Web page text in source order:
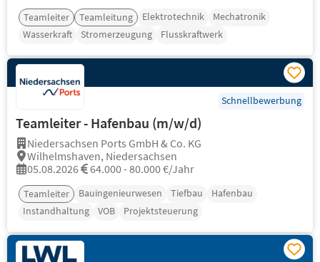
Teamleiter Teamleitung Elektrotechnik
Mechatronik
Wasserkraft
Stromerzeugung Flusskraftwerk
Schnellbewerbung
Teamleiter - Hafenbau (m/w/d)
Niedersachsen Ports GmbH & Co. KG
Wilhelmshaven, Niedersachsen
05.08.2026
64.000 - 80.000 €/Jahr
Teamleiter Bauingenieurwesen Tiefbau
Hafenbau
Instandhaltung
VOB Projektsteuerung